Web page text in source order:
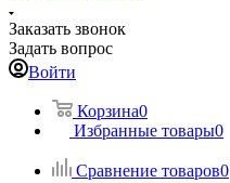
Заказать звонок
Задать вопрос
Войти
Корзина0
Избранные товары0
Сравнение товаров0